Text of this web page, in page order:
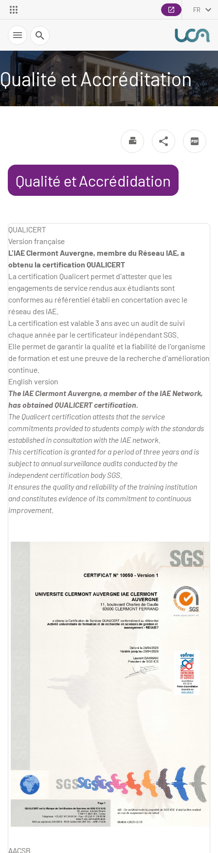
FR
Recherche
Qualité et Accréditation
Qualité et Accrédidation
QUALICERT
Version française
L'IAE Clermont Auvergne, membre du Réseau IAE, a
obtenu la certification QUALICERT
La certification Qualicert permet d'attester que les
engagements de service rendus aux étudiants sont
conformes au référentiel établi en concertation avec le
réseau des IAE.
La certification est valable 3 ans avec un audit de suivi
chaque année par le certificateur indépendant SGS.
Elle permet de garantir la qualité et la fiabilité de l'organisme
de formation et est une preuve de la recherche d'amélioration
continue.
English version
The IAE Clermont Auvergne, a member of the IAE Network,
has obtained QUALICERT certification.
The Qualicert certification attests that the service
commitments provided to students comply with the standards
established in consultation with the IAE network.
This certification is granted for a period of three years and is
subject to annual surveillance audits conducted by the
independent certification body SGS.
It ensures the quality and reliability of the training institution
and constitutes evidence of its commitment to continuous
improvement.
AACSB